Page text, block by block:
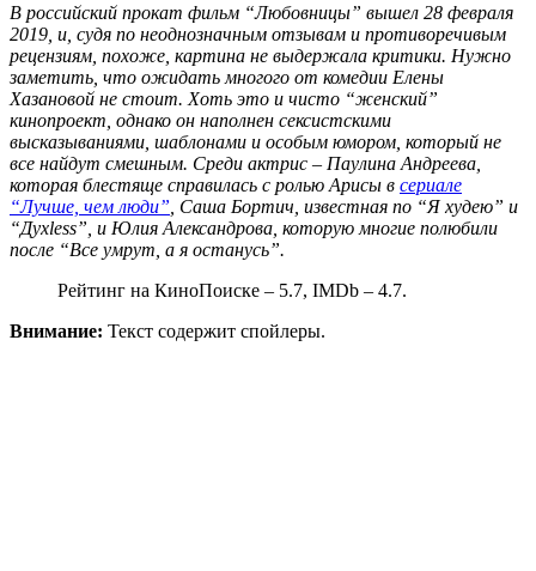
В российский прокат фильм “Любовницы” вышел 28 февраля
2019, и, судя по неоднозначным отзывам и противоречивым
рецензиям, похоже, картина не выдержала критики. Нужно
заметить, что ожидать многого от комедии Елены
Хазановой не стоит. Хоть это и чисто “женский”
кинопроект, однако он наполнен сексистскими
высказываниями, шаблонами и особым юмором, который не
все найдут смешным. Среди актрис – Паулина Андреева,
которая блестяще справилась с ролью Арисы в сериале
“Лучше, чем люди” , Саша Бортич, известная по “Я худею” и
“Дуxless”, и Юлия Александрова, которую многие полюбили
после “Все умрут, а я останусь”.
Рейтинг на КиноПоиске – 5.7, IMDb – 4.7.
Внимание: Текст содержит спойлеры.